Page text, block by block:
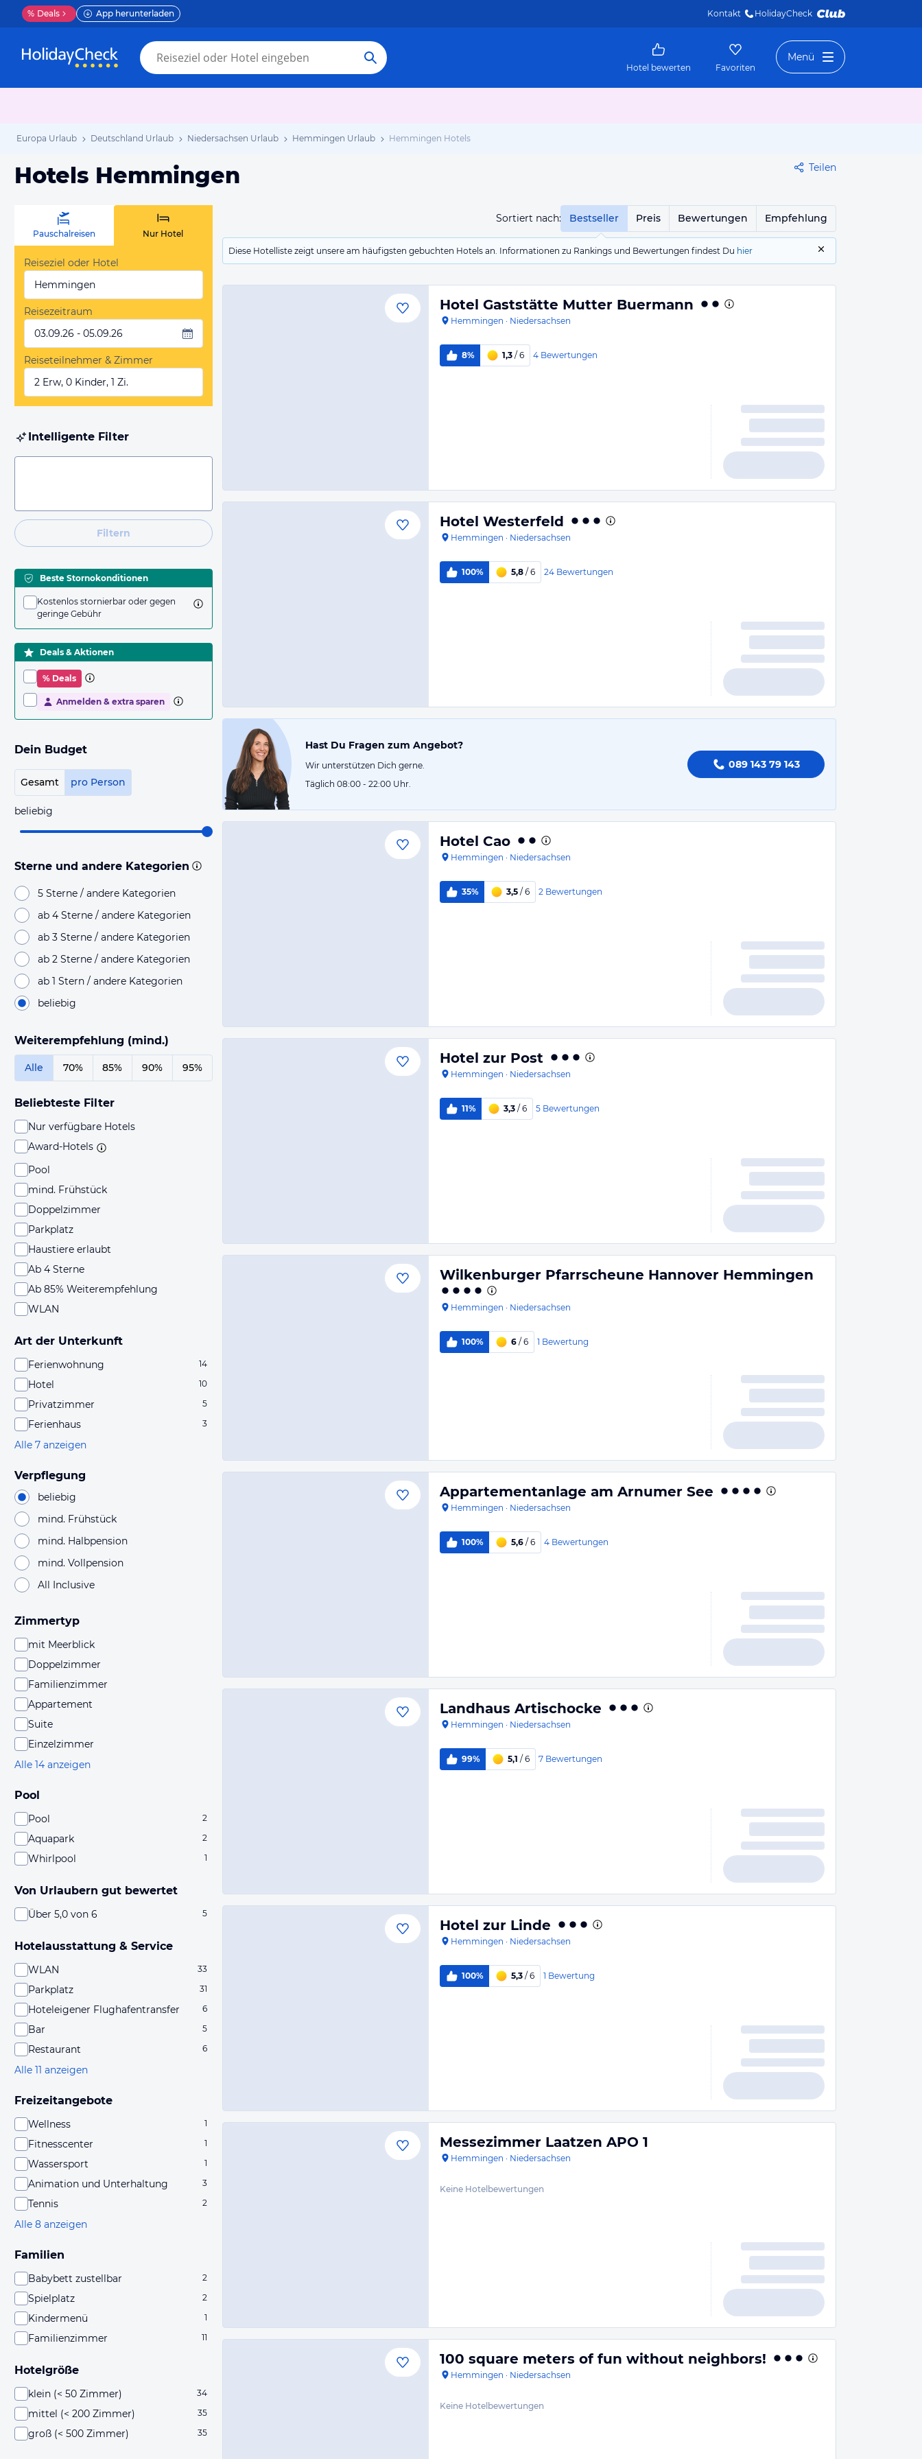
% Deals App herunterladen Kontakt HolidayCheck
Hotel bewerten Favoriten
Menü
Europa Urlaub Deutschland Urlaub Niedersachsen Urlaub Hemmingen Urlaub Hemmingen Hotels
Hotels Hemmingen Teilen
Sortiert nach: Bestseller Preis Bewertungen Empfehlung
Diese Hotelliste zeigt unsere am häufigsten gebuchten Hotels an. Informationen zu Rankings und Bewertungen findest Du hier
Pauschalreisen Nur Hotel
Reiseziel oder Hotel
Hemmingen
Reisezeitraum
03.09.26 - 05.09.26
Reiseteilnehmer & Zimmer
2 Erw, 0 Kinder, 1 Zi.
Intelligente Filter
Filtern
Beste Stornokonditionen
Kostenlos stornierbar oder gegen
geringe Gebühr
Deals & Aktionen
% Deals
Anmelden & extra sparen
Dein Budget
Gesamt pro Person
beliebig
Sterne und andere Kategorien
5 Sterne / andere Kategorien
ab 4 Sterne / andere Kategorien
ab 3 Sterne / andere Kategorien
ab 2 Sterne / andere Kategorien
ab 1 Stern / andere Kategorien
beliebig
Weiterempfehlung (mind.)
Alle 70% 85% 90% 95%
Beliebteste Filter
Nur verfügbare Hotels
Award-Hotels
Pool
mind. Frühstück
Doppelzimmer
Parkplatz
Haustiere erlaubt
Ab 4 Sterne
Ab 85% Weiterempfehlung
WLAN
Art der Unterkunft
Ferienwohnung 14
Hotel 10
Privatzimmer 5
Ferienhaus 3
Alle 7 anzeigen
Verpflegung
beliebig
mind. Frühstück
mind. Halbpension
mind. Vollpension
All Inclusive
Zimmertyp
mit Meerblick
Doppelzimmer
Familienzimmer
Appartement
Suite
Einzelzimmer
Alle 14 anzeigen
Pool
Pool 2
Aquapark 2
Whirlpool 1
Von Urlaubern gut bewertet
Über 5,0 von 6 5
Hotelausstattung & Service
WLAN 33
Parkplatz 31
Hoteleigener Flughafentransfer 6
Bar 5
Restaurant 6
Alle 11 anzeigen
Freizeitangebote
Wellness 1
Fitnesscenter 1
Wassersport 1
Animation und Unterhaltung 3
Tennis 2
Alle 8 anzeigen
Familien
Babybett zustellbar 2
Spielplatz 2
Kindermenü 1
Familienzimmer 11
Hotelgröße
klein (< 50 Zimmer) 34
mittel (< 200 Zimmer) 35
groß (< 500 Zimmer) 35
Hotel Gaststätte Mutter Buermann
Hemmingen · Niedersachsen
8% 1,3 / 6 4 Bewertungen
Hotel Westerfeld
Hemmingen · Niedersachsen
100% 5,8 / 6 24 Bewertungen
Hast Du Fragen zum Angebot?
Wir unterstützen Dich gerne.
Täglich 08:00 - 22:00 Uhr.
089 143 79 143
Hotel Cao
Hemmingen · Niedersachsen
35% 3,5 / 6 2 Bewertungen
Hotel zur Post
Hemmingen · Niedersachsen
11% 3,3 / 6 5 Bewertungen
Wilkenburger Pfarrscheune Hannover Hemmingen
Hemmingen · Niedersachsen
100% 6 / 6 1 Bewertung
Appartementanlage am Arnumer See
Hemmingen · Niedersachsen
100% 5,6 / 6 4 Bewertungen
Landhaus Artischocke
Hemmingen · Niedersachsen
99% 5,1 / 6 7 Bewertungen
Hotel zur Linde
Hemmingen · Niedersachsen
100% 5,3 / 6 1 Bewertung
Messezimmer Laatzen APO 1
Hemmingen · Niedersachsen
Keine Hotelbewertungen
100 square meters of fun without neighbors!
Hemmingen · Niedersachsen
Keine Hotelbewertungen